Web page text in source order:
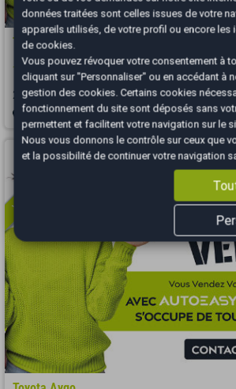
Toyota Aygo
1.0 VVTi M-MT 68cv
2011 92000 km ESSENCE
Saint-Paul - 97460
Vous arrivez trop tard
données traitées sont celles issues de votre
appareils utilisés, de votre profil ou encore les
de cookies.
Vous pouvez révoquer votre consentement à
cliquant sur "Personnaliser" ou en accédant à
gestion des cookies. Certains cookies
fonctionnement du site sont déposés sans
permettent et facilitent votre navigation sur le
Nous vous donnons le contrôle sur ceux que
et la possibilité de continuer votre navigation